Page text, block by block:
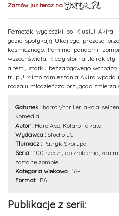
Zamów już teraz na
Półmetek wycieczki po Kiusiu! Akira
gdzie spotykają Ukajiego, prezesa
kosmicznego. Pomimo pandemii
wszechświata. Kiedy stoi na tle rakiety
a testy statku bezzałogowego
trupy! Mimo zamieszania Akira wpada
rodzaju młodzieńcza przygoda zmierza
Gatunek : horror/thriller, akcja,
komedia
Autor : Haro Aso, Kotaro Takata
Wydawca : Studio JG
Tłumacz : Patryk Skorupa
Seria : 100 rzeczy do zrobienia, zanim
zostanę zombie
Kategoria wiekowa : 16+
Format : B6
Publikacje z serii: